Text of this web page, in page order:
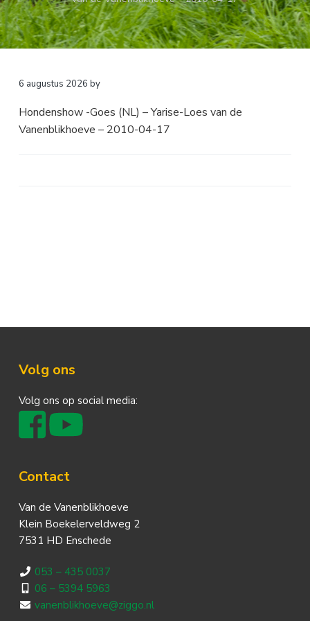
a
v
i
o
u
d
k
s
t
6 augustus 2026 by
Hondenshow -Goes (NL) – Yarise-Loes van de
Vanenblikhoeve – 2010-04-17
Footer
Volg ons
Volg ons op social media:
Contact
Van de Vanenblikhoeve
Klein Boekelerveldweg 2
7531 HD Enschede
053 – 435 0037
06 – 5394 5963
vanenblikhoeve@ziggo.nl